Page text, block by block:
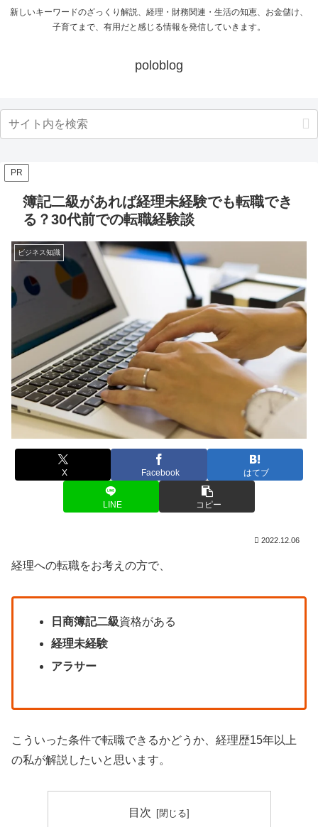
新しいキーワードのざっくり解説、経理・財務関連・生活の知恵、お金儲け、
子育てまで、有用だと感じる情報を発信していきます。
poloblog
PR
簿記二級があれば経理未経験でも転職でき
る？30代前での転職経験談
ビジネス知識
X Facebook はてブ
LINE コピー
2022.12.06
経理への転職をお考えの方で、
日商簿記二級資格がある
経理未経験
アラサー
こういった条件で転職できるかどうか、経理歴15年以上
の私が解説したいと思います。
目次